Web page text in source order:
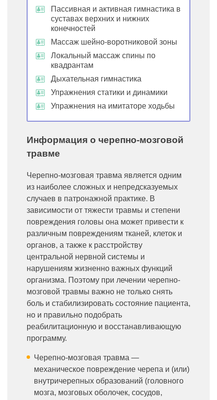
Пассивная и активная гимнастика в
суставах верхних и нижних
конечностей
Массаж шейно-воротниковой зоны
Локальный массаж спины по
квадрантам
Дыхательная гимнастика
Упражнения статики и динамики
Упражнения на имитаторе ходьбы
Информация о черепно-мозговой
травме
Черепно-мозговая травма является одним
из наиболее сложных и непредсказуемых
случаев в патронажной практике. В
зависимости от тяжести травмы и степени
повреждения головы она может привести к
различным повреждениям тканей, клеток и
органов, а также к расстройству
центральной нервной системы и
нарушениям жизненно важных функций
организма. Поэтому при лечении черепно-
мозговой травмы важно не только снять
боль и стабилизировать состояние пациента,
но и правильно подобрать
реабилитационную и восстанавливающую
программу.
Черепно-мозговая травма —
механическое повреждение черепа и (или)
внутричерепных образований (головного
мозга, мозговых оболочек, сосудов,